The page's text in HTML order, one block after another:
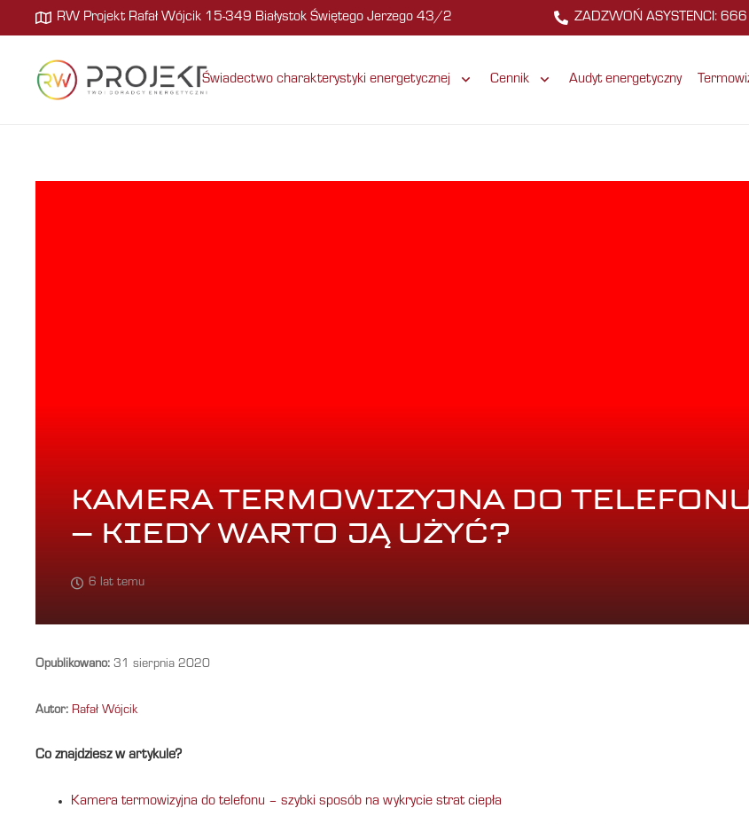
RW Projekt Rafał Wójcik 15-349 Białystok Świętego Jerzego 43/2 ZADZWOŃ ASYSTENCI:
Świadectwo charakterystyki energetycznej Cennik Audyt energetyczny
KAMERA TERMOWIZYJNA DO
– KIEDY WARTO JĄ UŻYĆ?
6 lat temu
Opublikowano: 31 sierpnia 2020
Autor: Rafał Wójcik
Co znajdziesz w artykule?
Kamera termowizyjna do telefonu – szybki sposób na wykrycie strat ciepła